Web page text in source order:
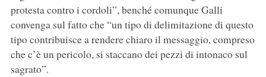
protesta contro i cordoli”, benché comunque Galli
convenga sul fatto che “un tipo di delimitazione di questo
tipo contribuisce a rendere chiaro il messaggio, compreso
che c’è un pericolo, si staccano dei pezzi di intonaco sul
sagrato”.